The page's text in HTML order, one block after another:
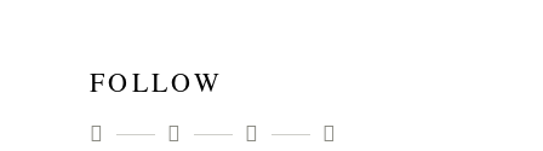
FOLLOW